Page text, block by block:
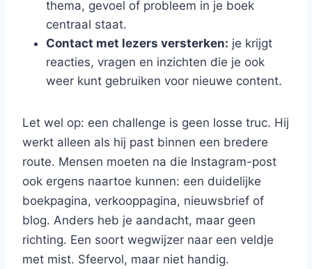
thema, gevoel of probleem in je boek
centraal staat.
Contact met lezers versterken: je krijgt
reacties, vragen en inzichten die je ook
weer kunt gebruiken voor nieuwe content.
Let wel op: een challenge is geen losse truc. Hij
werkt alleen als hij past binnen een bredere
route. Mensen moeten na die Instagram-post
ook ergens naartoe kunnen: een duidelijke
boekpagina, verkooppagina, nieuwsbrief of
blog. Anders heb je aandacht, maar geen
richting. Een soort wegwijzer naar een veldje
met mist. Sfeervol, maar niet handig.